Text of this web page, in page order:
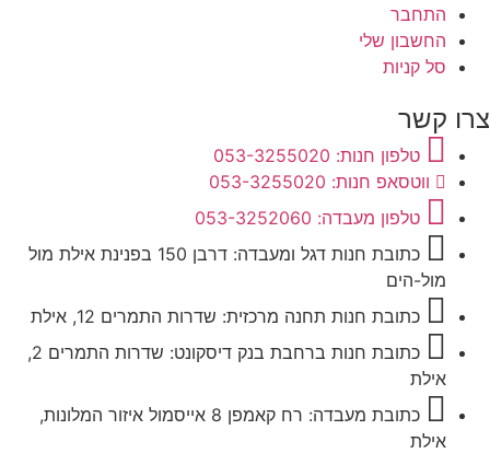
התחבר
החשבון שלי
סל קניות
צרו קשר
טלפון חנות: 053-3255020
ווטסאפ חנות: 053-3255020
טלפון מעבדה: 053-3252060
כתובת חנות דגל ומעבדה: דרבן 150 בפנינת אילת מול
מול-הים
כתובת חנות תחנה מרכזית: שדרות התמרים 12, אילת
כתובת חנות ברחבת בנק דיסקונט: שדרות התמרים 2,
אילת
כתובת מעבדה: רח קאמפן 8 אייסמול איזור המלונות,
אילת